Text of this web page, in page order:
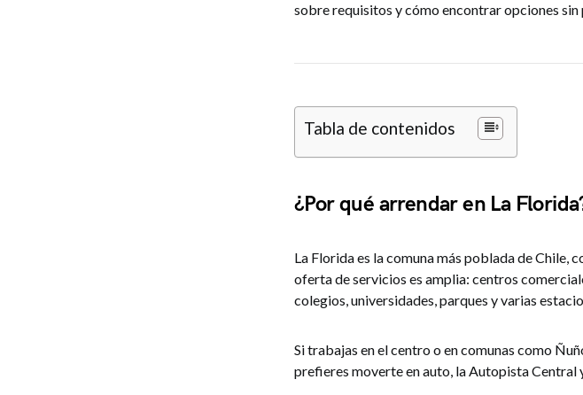
sobre requisitos y cómo encontrar opciones sin
Tabla de contenidos
¿Por qué arrendar en La
La Florida es la comuna más poblada de Chile,
oferta de servicios es amplia: centros
colegios, universidades, parques y varias
Si trabajas en el centro o en comunas como
prefieres moverte en auto, la Autopista Central